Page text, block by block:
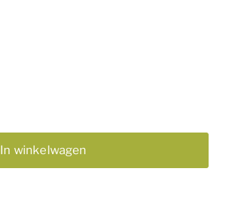
In winkelwagen